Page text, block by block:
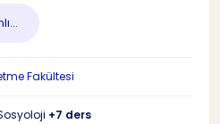
Fakültesi
+7 ders